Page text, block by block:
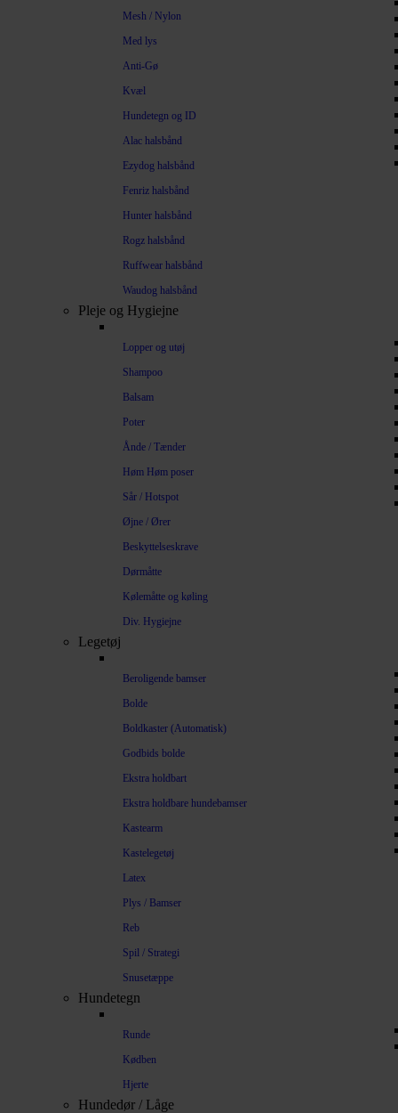
Mesh / Nylon
Med lys
Anti-Gø
Kvæl
Hundetegn og ID
Alac halsbånd
Ezydog halsbånd
Fenriz halsbånd
Hunter halsbånd
Rogz halsbånd
Ruffwear halsbånd
Waudog halsbånd
Pleje og Hygiejne
Lopper og utøj
Shampoo
Balsam
Poter
Ånde / Tænder
Høm Høm poser
Sår / Hotspot
Øjne / Ører
Beskyttelseskrave
Dørmåtte
Kølemåtte og køling
Div. Hygiejne
Legetøj
Beroligende bamser
Bolde
Boldkaster (Automatisk)
Godbids bolde
Ekstra holdbart
Ekstra holdbare hundebamser
Kastearm
Kastelegetøj
Latex
Plys / Bamser
Reb
Spil / Strategi
Snusetæppe
Hundetegn
Runde
Kødben
Hjerte
Hundedør / Låge